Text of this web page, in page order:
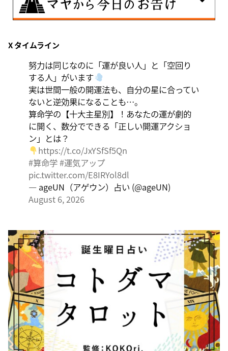
伝統や歴史的な過去のやり方・道筋を踏襲する日。あな
を。
X タイムライン
努力は同じなのに「運が良い人」と「空回り
する人」がいます
実は世間一般の開運法も、自分の星に合ってい
ないと逆効果になることも…。
算命学の【十大主星別】！あなたの運が劇的
に開く、数分でできる「正しい開運アクショ
ン」とは？
https://t.co/JxYSfSf5Qn
#算命学#運気アップ
pic.twitter.com/E8IRYol8dl
— ageUN（アゲウン）占い (@ageUN)
August 6, 2026